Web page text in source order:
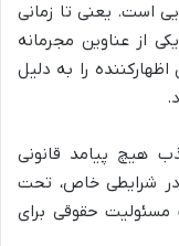
است. یعنی تا زمانی
از عناوین مجرمانه
را به دلیل
هیچ پیامد قانونی
در شرایطی خاص، تحت
مسئولیت حقوقی برای